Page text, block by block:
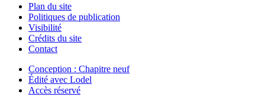
Plan du site
Politiques de publication
Visibilité
Crédits du site
Contact
Conception : Chapitre neuf
Édité avec Lodel
Accès réservé